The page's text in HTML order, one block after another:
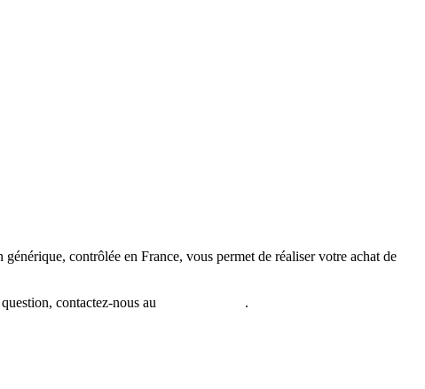
contrôlée en France, vous permet de réaliser votre achat de
contactez-nous au .